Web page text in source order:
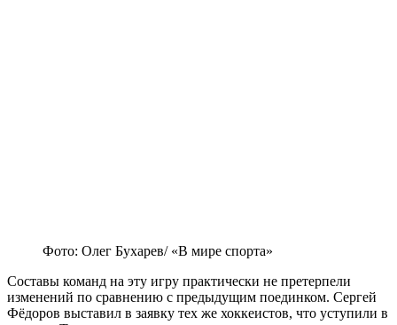
Фото: Олег Бухарев/ «В мире спорта»
Составы команд на эту игру практически не претерпели
изменений по сравнению с предыдущим поединком. Сергей
Фёдоров выставил в заявку тех же хоккеистов, что уступили в